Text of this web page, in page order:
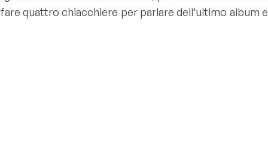
quattro chiacchiere per parlare dell’ultimo album e